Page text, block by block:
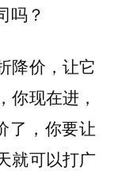
吗？
降价，让它
你现在进，
了，你要让
就可以打广